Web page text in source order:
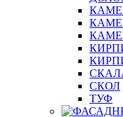
СКОЛ
ТУФ